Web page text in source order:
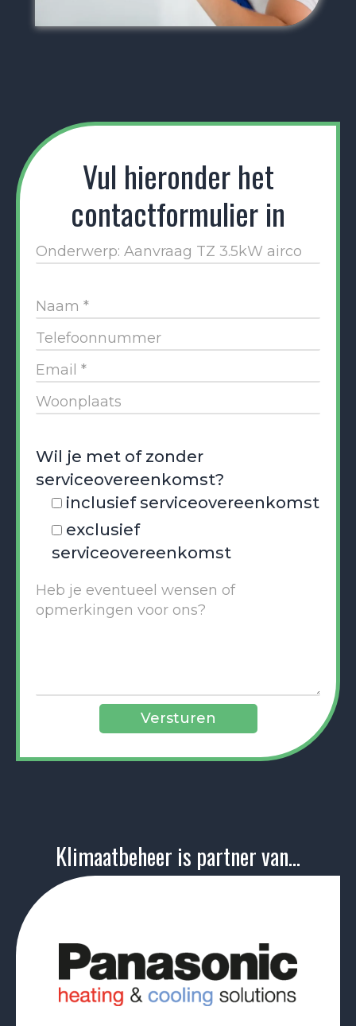
Vul hieronder het
contactformulier in
Wil je met of zonder
serviceovereenkomst?
inclusief serviceovereenkomst
exclusief
serviceovereenkomst
Klimaatbeheer is partner van...